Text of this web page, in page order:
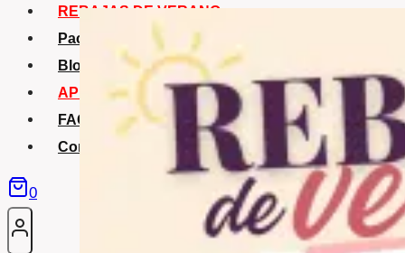
REBAJAS DE VERANO
Packs Verano
Blog
APP La Tribu
FAQS
Contacto
0